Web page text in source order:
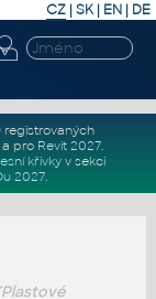
CZ | SK| EN | DE
registrovaných
pro Revit 2027.
křivkyv sekci
2027.